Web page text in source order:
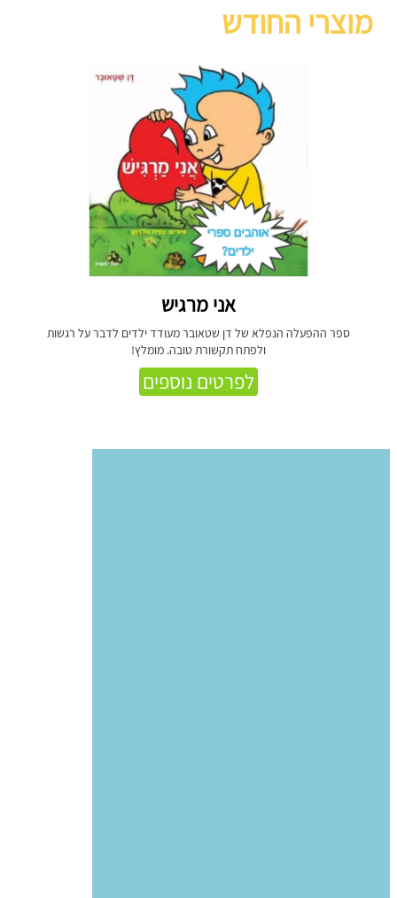
מוצרי החודש
אני מרגיש
ספר ההפעלה הנפלא של דן שטאובר מעודד ילדים לדבר על רגשות
ולפתח תקשורת טובה. מומלץ!
לפרטים נוספים